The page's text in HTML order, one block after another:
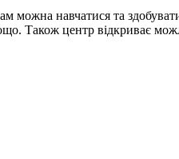
можна навчатися та
Також центр відкриває